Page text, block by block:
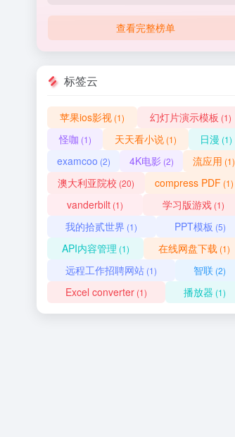
查看完整榜单
标签云
苹果ios影视 (1) 幻灯片演示模板 (1)
怪咖 (1) 天天看小说(1) 日漫 (1)
examcoo (2) 4K电影 (2) 流应用 (1)
澳大利亚院校 (20) compress PDF (1)
vanderbilt (1) 学习版游戏 (1)
我的拾贰世界 (1) PPT模板 (5)
API内容管理 (1) 在线网盘下载 (1)
远程工作招聘网站 (1) 智联 (2)
Excel converter (1) 播放器 (1)